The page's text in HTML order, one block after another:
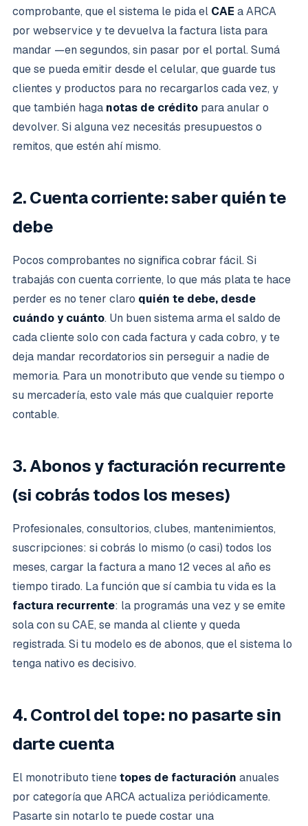
comprobante, que el sistema le pida el CAE a ARCA
por webservice y te devuelva la factura lista para
mandar —en segundos, sin pasar por el portal. Sumá
que se pueda emitir desde el celular, que guarde tus
clientes y productos para no recargarlos cada vez, y
que también haga notas de crédito para anular o
devolver. Si alguna vez necesitás presupuestos o
remitos, que estén ahí mismo.
2. Cuenta corriente: saber quién te
debe
Pocos comprobantes no significa cobrar fácil. Si
trabajás con cuenta corriente, lo que más plata te hace
perder es no tener claro quién te debe, desde
cuándo y cuánto. Un buen sistema arma el saldo de
cada cliente solo con cada factura y cada cobro, y te
deja mandar recordatorios sin perseguir a nadie de
memoria. Para un monotributo que vende su tiempo o
su mercadería, esto vale más que cualquier reporte
contable.
3. Abonos y facturación recurrente
(si cobrás todos los meses)
Profesionales, consultorios, clubes, mantenimientos,
suscripciones: si cobrás lo mismo (o casi) todos los
meses, cargar la factura a mano 12 veces al año es
tiempo tirado. La función que sí cambia tu vida es la
factura recurrente: la programás una vez y se emite
sola con su CAE, se manda al cliente y queda
registrada. Si tu modelo es de abonos, que el sistema lo
tenga nativo es decisivo.
4. Control del tope: no pasarte sin
darte cuenta
El monotributo tienetopes de facturación anuales
por categoría que ARCA actualiza periódicamente.
Pasarte sin notarlo te puede costar una